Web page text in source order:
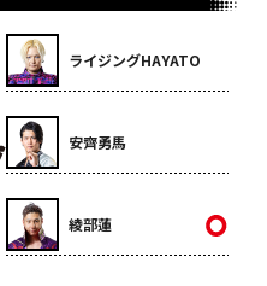
ライジングHAYATO
安齊勇馬
綾部蓮